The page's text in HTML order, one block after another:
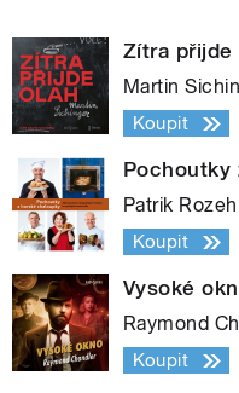
Zítra přijde
Martin
Koupit
Pochoutky
Patrik
Koupit
Vysoké
Raymond
Koupit